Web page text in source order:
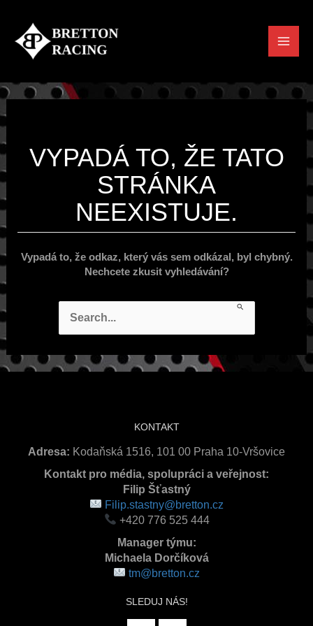
obsah
VYPADÁ TO, ŽE TATO
STRÁNKA
NEEXISTUJE.
Vypadá to, že odkaz, který vás sem odkázal, byl chybný.
Nechcete zkusit vyhledávání?
pro:
KONTAKT
Adresa: Kodaňská 1516, 101 00 Praha 10-Vršovice
Kontakt pro média, spolupráci a veřejnost:
Filip Šťastný
Filip.stastny@bretton.cz
+420 776 525 444
Manager týmu:
Michaela Dorčíková
tm@bretton.cz
SLEDUJ NÁS!